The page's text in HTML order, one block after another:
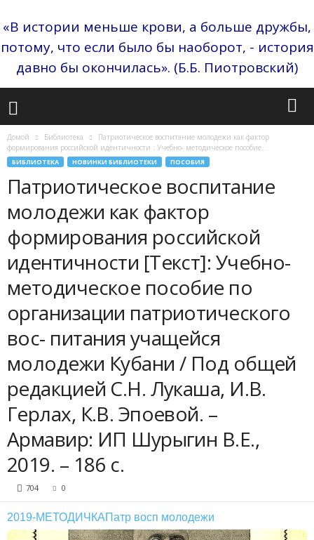
«В истории меньше крови, а больше дружбы,
потому, что если было бы наоборот, - история
давно бы окончилась». (Б.Б. Пиотровский)
Домой Библиотека
Патриотическое воспитание молодежи как фактор
формирования российской идентичности : Учебно- методическое пособие...
БИБЛИОТЕКА НОВИНКИ БИБЛИОТЕКИ ПОСОБИЯ
Патриотическое воспитание
молодежи как фактор
формирования российской
идентичности [Текст]: Учебно-
методическое пособие по
организации патриотического
вос- питания учащейся
молодежи Кубани / Под общей
редакцией С.Н. Лукаша, И.В.
Герлах, К.В. Эпоевой. –
Армавир: ИП Шурыгин В.Е.,
2019. – 186 с.
704 0
2019-МЕТОДИЧКАПатр восп молодежи